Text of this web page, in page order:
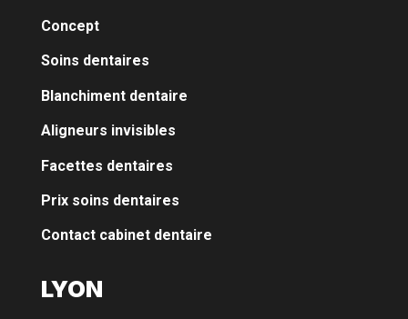
Concept
Soins dentaires
Blanchiment dentaire
Aligneurs invisibles
Facettes dentaires
Prix soins dentaires
Contact cabinet dentaire
LYON